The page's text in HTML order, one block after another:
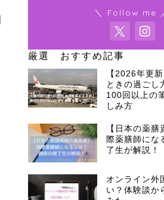
＼ Follow me
厳選 おすすめ記事
【2026年更
ときの過ごし
100回以上の
しみ方
【日本の薬
際薬膳師にな
了生が解説！
オンライン外
い？体験談か